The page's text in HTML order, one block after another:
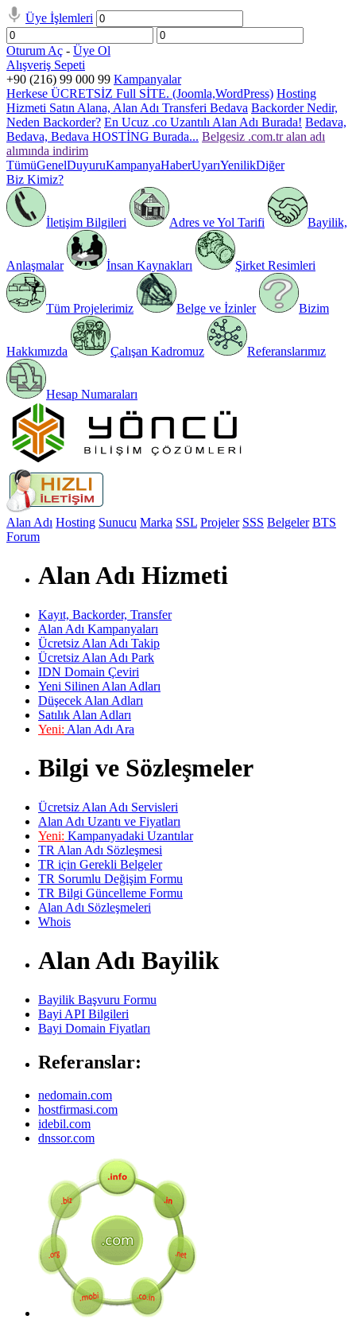
Üye İşlemleri
Oturum Aç - Üye Ol
Alışveriş Sepeti
+90 (216) 99 000 99 Kampanyalar
Herkese ÜCRETSİZ Full SİTE. (Joomla,WordPress) Hosting
Hizmeti Satın Alana, Alan Adı Transferi Bedava Backorder Nedir,
Neden Backorder? En Ucuz .co Uzantılı Alan Adı Burada! Bedava,
Bedava, Bedava HOSTİNG Burada... Belgesiz .com.tr alan adı
alımında indirim
TümüGenelDuyuruKampanyaHaberUyarıYenilikDiğer
Biz Kimiz?
İletişim Bilgileri Adres ve Yol Tarifi Bayilik,
Anlaşmalar İnsan Kaynakları Şirket Resimleri
Tüm Projelerimiz Belge ve İzinler Bizim
Hakkımızda Çalışan Kadromuz Referanslarımız
Hesap Numaraları
Alan Adı Hosting Sunucu Marka SSL Projeler SSS Belgeler BTS
Forum
Alan Adı Hizmeti
Kayıt, Backorder, Transfer
Alan Adı Kampanyaları
Ücretsiz Alan Adı Takip
Ücretsiz Alan Adı Park
IDN Domain Çeviri
Yeni Silinen Alan Adları
Düşecek Alan Adları
Satılık Alan Adları
Yeni: Alan Adı Ara
Bilgi ve Sözleşmeler
Ücretsiz Alan Adı Servisleri
Alan Adı Uzantı ve Fiyatları
Yeni: Kampanyadaki Uzantılar
TR Alan Adı Sözleşmesi
TR için Gerekli Belgeler
TR Sorumlu Değişim Formu
TR Bilgi Güncelleme Formu
Alan Adı Sözleşmeleri
Whois
Alan Adı Bayilik
Bayilik Başvuru Formu
Bayi API Bilgileri
Bayi Domain Fiyatları
Referanslar:
nedomain.com
hostfirmasi.com
idebil.com
dnssor.com